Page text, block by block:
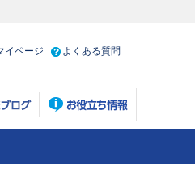
イページ よくある質問